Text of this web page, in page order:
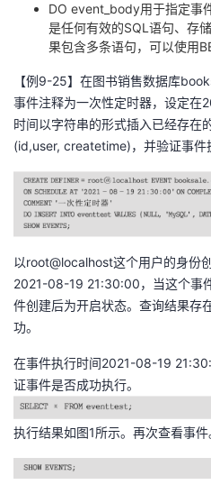
DO event_body用于指定事
是任何有效的SQL语句、存
果包含多条语句，可以使用
【例9-25】在图书销售数据库
事件注释为一次性定时器，设定
时间以字符串的形式插入已经存
(id,user, createtime)，并验证事件
以root@localhost这个用户的身份
2021-08-19 21:30:00，当这个事
件创建后为开启状态。查询结果存
功。
在事件执行时间2021-08-19
证事件是否成功执行。
执行结果如图1所示。再次查看事件